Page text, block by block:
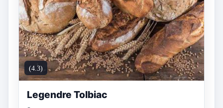
(4.3)
Legendre Tolbiac